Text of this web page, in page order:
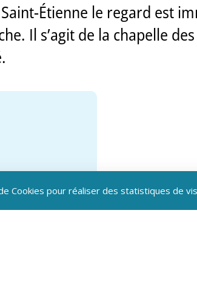
Étienne le regard est
Il s’agit de la chapelle
Cookies pour réaliser des statistiques de